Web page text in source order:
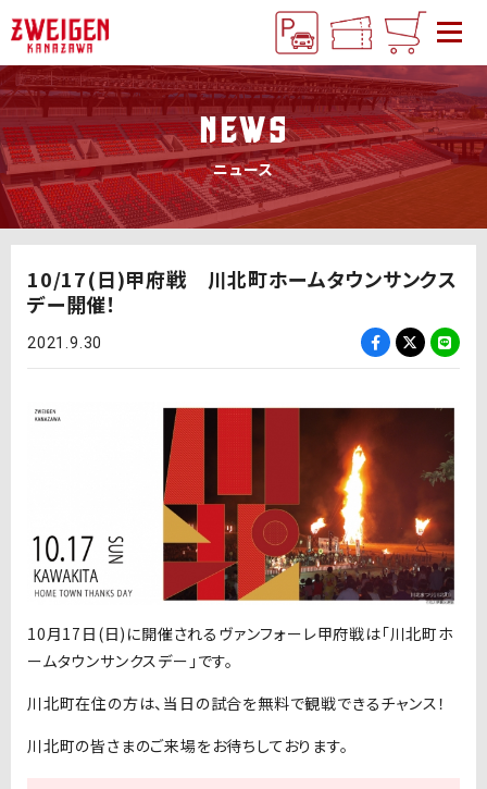
NEWS
ニュース
10/17(日)甲府戦 川北町ホームタウンサンクス
デー開催！
2021.9.30
10月17日(日)に開催されるヴァンフォーレ甲府戦は「川北町ホ
ームタウンサンクスデー」です。
川北町在住の方は、当日の試合を無料で観戦できるチャンス！
川北町の皆さまのご来場をお待ちしております。